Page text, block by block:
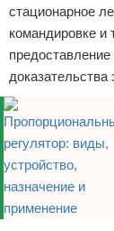
стационарное
командировке и
доказательства